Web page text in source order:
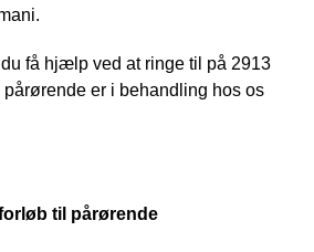
få hjælp ved at ringe til på 2913
er i behandling hos os
til pårørende